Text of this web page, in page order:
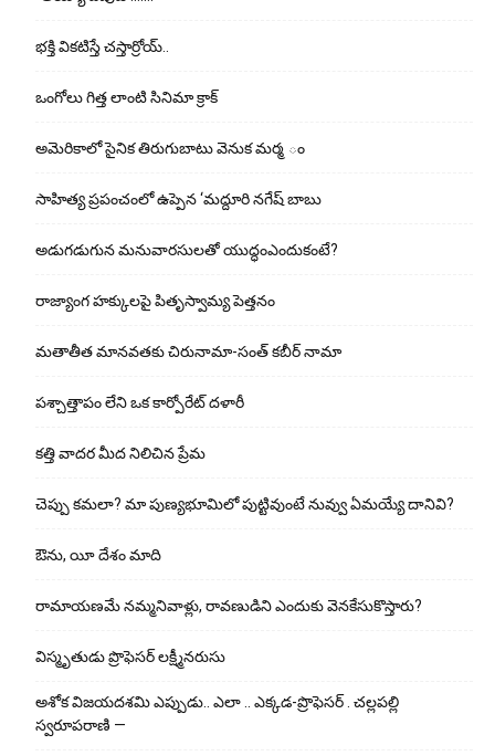
భ‌క్తి విక‌టిస్తే చ‌స్తార్రోయ్‌..
ఒంగోలు గిత్త లాంటి సినిమా క్రాక్
అమెరికాలో సైనిక తిరుగుబాటు వెనుక మర్మ ం
సాహిత్య ప్రపంచంలో ఉప్పెన ‘మద్దూరి నగేష్ బాబు
అడుగ‌డుగున మ‌నువార‌సుల‌తో యుద్ధంఎందుకంటే?
రాజ్యాంగ హక్కులపై పితృస్వామ్య పెత్తనం
మతాతీత మానవతకు చిరునామా-సంత్ కబీర్ నామా
పశ్చాత్తాపం లేని ఒక కార్పోరేట్ దళారీ
కత్తి వాదర మీద నిలిచిన ప్రేమ
చెప్పు క‌మ‌లా? మా పుణ్యభూమిలో పుట్టివుంటే నువ్వు ఏమయ్యే దానివి?
ఔను, యీ దేశం మాది
రామాయణమే నమ్మనివాళ్లు, రావణుడిని ఎందుకు వెనకేసుకొస్తారు?
విస్మృతుడు ప్రొఫెసర్ లక్ష్మీనరుసు
అశోక విజ‌య‌ద‌శ‌మి ఎప్పుడు.. ఎలా .. ఎక్క‌డ‌-ప్రొఫెసర్ . చల్లపల్లి
స్వరూపరాణి —